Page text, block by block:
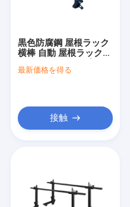
ビデオ
黒色防腐鋼 屋根ラック
横棒 自動 屋根ラック
最新価格を得る
接触